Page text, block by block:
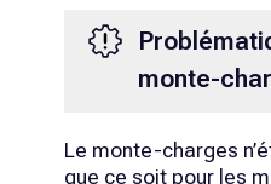
monte-
Le monte-charges
que ce soit pour les